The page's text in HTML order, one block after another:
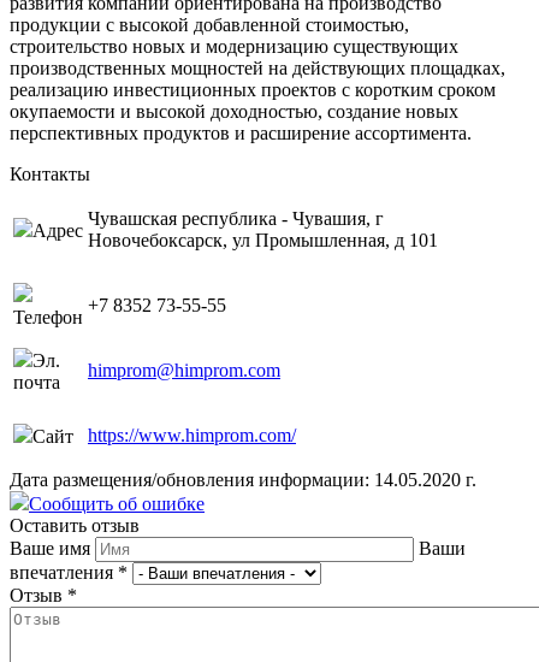
продукции с высокой добавленной стоимостью,
строительство новых и модернизацию существующих
производственных мощностей на действующих площадках,
реализацию инвестиционных проектов с коротким сроком
окупаемости и высокой доходностью, создание новых
перспективных продуктов и расширение ассортимента.
Контакты
Адрес
Чувашская республика - Чувашия, г
Новочебоксарск, ул Промышленная, д 101
Телефон
+7 8352 73-55-55
Эл.
почта
himprom@himprom.com
Сайт https://www.himprom.com/
Дата размещения/обновления информации: 14.05.2020 г.
Сообщить об ошибке
Оставить отзыв
Ваше имя
Ваши
впечатления *
Отзыв *